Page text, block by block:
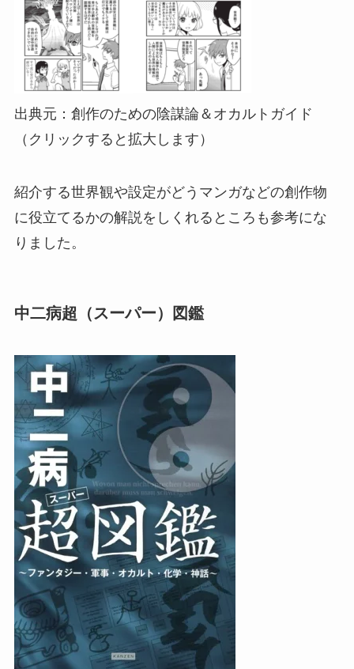
出典元：創作のための陰謀論＆オカルトガイド
（クリックすると拡大します）
紹介する世界観や設定がどうマンガなどの創作物
に役立てるかの解説をしくれるところも参考にな
りました。
中二病超（スーパー）図鑑